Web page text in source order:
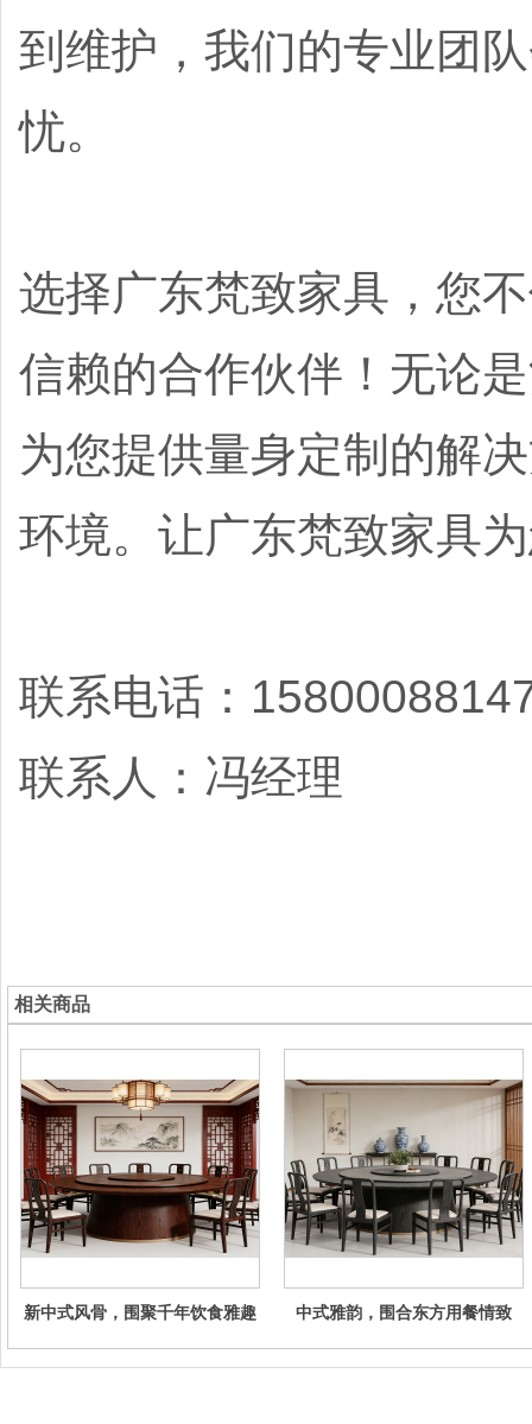
到维护，我们的专业团
忧。
选择广东梵致家具，您
信赖的合作伙伴！无论
为您提供量身定制的解
环境。让广东梵致家具
联系电话：
联系人：冯经理
相关商品
新中式风骨，围聚千年饮食雅趣 中式雅韵，围合东方用餐情致